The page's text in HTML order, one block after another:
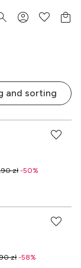
and sorting
zł -50%
zł -58%